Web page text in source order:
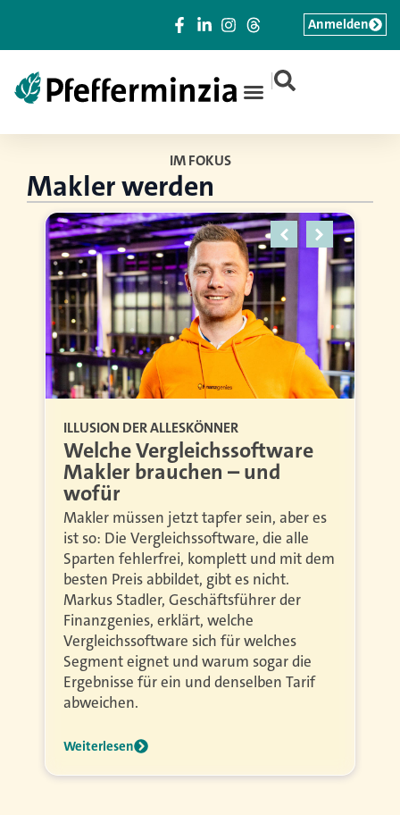
|
Anmelden
IM FOKUS
Makler werden
ILLUSION DER ALLESKÖNNER
Welche Vergleichssoftware
Makler brauchen – und
wofür
Makler müssen jetzt tapfer sein, aber es
ist so: Die Vergleichssoftware, die alle
Sparten fehlerfrei, komplett und mit dem
besten Preis abbildet, gibt es nicht.
Markus Stadler, Geschäftsführer der
Finanzgenies, erklärt, welche
Vergleichssoftware sich für welches
Segment eignet und warum sogar die
Ergebnisse für ein und denselben Tarif
abweichen.
Weiterlesen